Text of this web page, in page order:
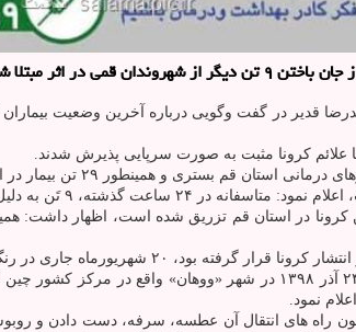
کووید ۱۹ اطلاع داد.
به دلیل کرونا در استان قم فوت شدند.
های انتقال آن عطسه، سرفه، دست دادن و